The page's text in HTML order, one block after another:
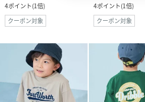
4ポイント(1倍)
クーポン対象
4ポイント(1倍)
クーポン対象